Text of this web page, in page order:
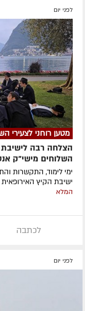
לפני יום
מטען רוחני לצעירי
הצלחה רבה לישיבת
השלוחים מישי"ק
ימי לימוד, התקשרות
ישיבת הקיץ
המלא
לכתבה
לפני יום